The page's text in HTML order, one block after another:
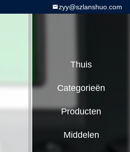
zyy@szlanshuo.com
Thuis
Categorieën
Producten
Middelen